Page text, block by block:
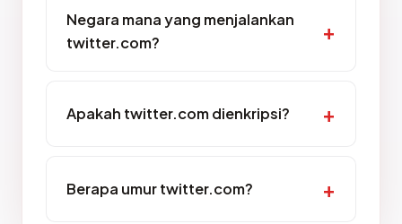
Negara mana yang menjalankan
twitter.com?
Apakah twitter.com dienkripsi?
Berapa umur twitter.com?